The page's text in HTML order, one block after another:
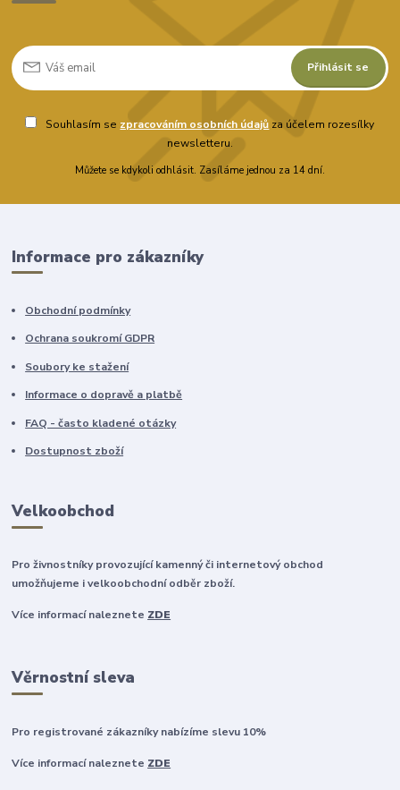
Přihlásit se
Souhlasím se zpracováním osobních údajů za účelem rozesílky
newsletteru.
Můžete se kdykoli odhlásit. Zasíláme jednou za 14 dní.
Informace pro zákazníky
Obchodní podmínky
Ochrana soukromí GDPR
Soubory ke stažení
Informace o dopravě a platbě
FAQ - často kladené otázky
Dostupnost zboží
Velkoobchod
Pro živnostníky provozující kamenný či internetový obchod
umožňujeme i velkoobchodní odběr zboží.
Více informací naleznete ZDE
Věrnostní sleva
Pro registrované zákazníky nabízíme slevu 10%
Více informací naleznete ZDE